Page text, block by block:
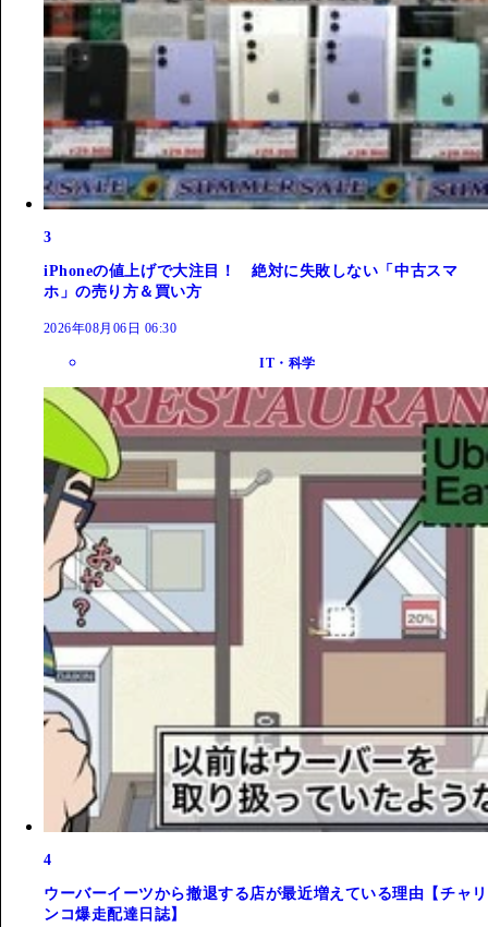
3
iPhoneの値上げで大注目！ 絶対に失敗しない「中古スマ
ホ」の売り方＆買い方
2026年08月06日 06:30
IT・科学
4
ウーバーイーツから撤退する店が最近増えている理由【チャリ
ンコ爆走配達日誌】